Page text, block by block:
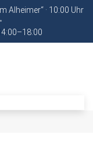
Alheimer“ · 10:00 Uhr
•